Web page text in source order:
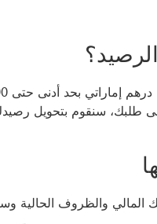
المالي والظروف الحالية